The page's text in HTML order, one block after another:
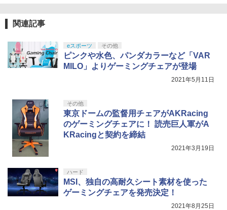
4
￥9,000
ニンテンドープリペイド番号 5000円|オ
￥5,000
￥10,737
￥10,737
【国内正規品】Thrustmaster スラスト
マスター TH8S シフター - PC、PS4、P
￥14,141
4
劇場版「鬼滅の刃」無限城編 第一章 猗
窩座再来 完全生産限定版 [Blu-ray]
【Amazon.co.jp限定】劇場版モノノ怪
第三章 蛇神 (オリジナル特典:オリジナル
巾着＋メーカー特典:【坤と離】二振りの
￥8,800
関連記事
eスポーツ その他
ピンクや水色、パンダカラーなど「VAR
MILO」よりゲーミングチェアが登場
2021年5月11日
その他
東京ドームの監督用チェアがAKRacing
のゲーミングチェアに！ 読売巨人軍がA
KRacingと契約を締結
2021年3月19日
ハード
MSI、独自の高耐久シート素材を使った
ゲーミングチェアを発売決定！
2021年8月25日